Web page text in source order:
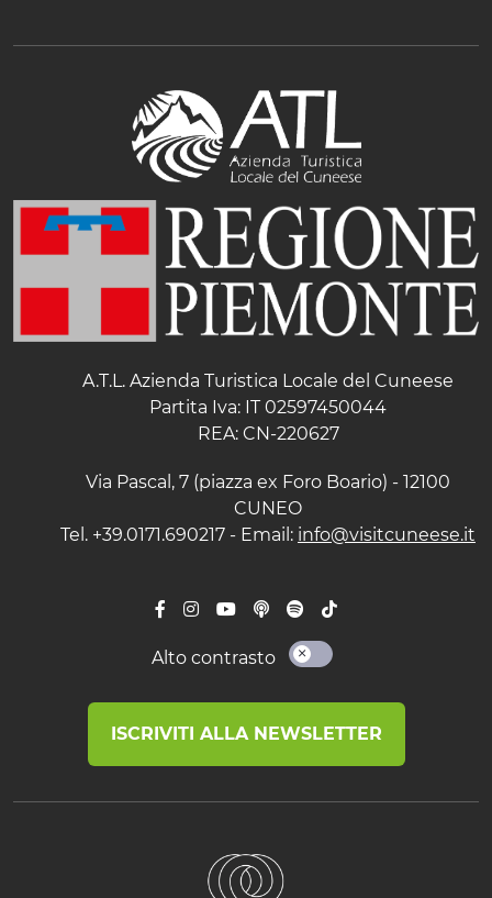
A.T.L. Azienda Turistica Locale del Cuneese
Partita Iva: IT 02597450044
REA: CN-220627
Via Pascal, 7 (piazza ex Foro Boario) - 12100
CUNEO
Tel. +39.0171.690217 - Email: info@visitcuneese.it
Alto contrasto
ISCRIVITI ALLA NEWSLETTER